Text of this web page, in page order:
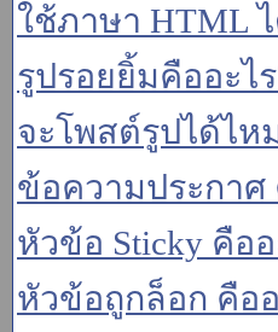
ใช้ภาษา HTML
รูปรอยยิ้มคืออะไ
จะโพสต์รูปได้ไห
ข้อความประกาศ
หัวข้อ Sticky คืออ
หัวข้อถูกล็อก คืออ